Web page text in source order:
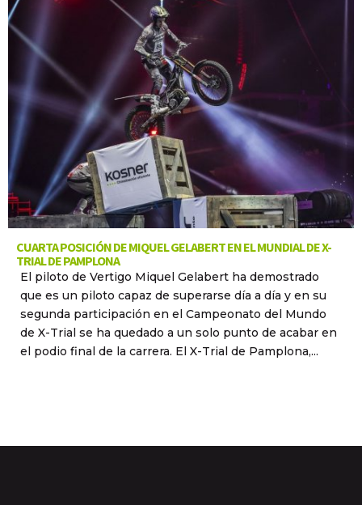
CUARTA POSICIÓN DE MIQUEL GELABERT EN EL MUNDIAL DE X-
TRIAL DE PAMPLONA
El piloto de Vertigo Miquel Gelabert ha demostrado
que es un piloto capaz de superarse día a día y en su
segunda participación en el Campeonato del Mundo
de X-Trial se ha quedado a un solo punto de acabar en
el podio final de la carrera. El X-Trial de Pamplona,...